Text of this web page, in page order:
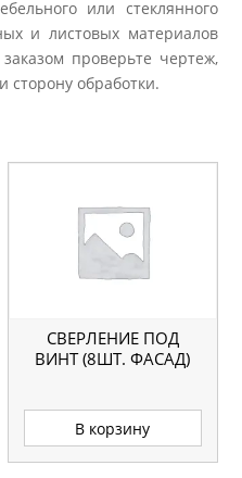
или стеклянного
и листовых материалов
проверьте чертеж,
сторону обработки.
СВЕРЛЕНИЕ ПОД
ВИНТ (8ШТ. ФАСАД)
В корзину